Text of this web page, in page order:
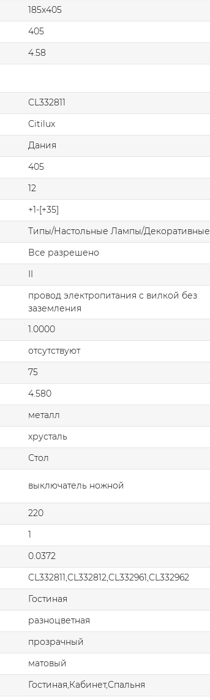
185x405
405
4.58
CL332811
Citilux
Дания
405
12
+1-[+35]
Типы/Настольные Лампы/Декоративные
Все разрешено
II
провод электропитания с вилкой без
заземления
1.0000
отсутствуют
75
4.580
металл
хрусталь
Стол
выключатель ножной
220
1
0.0372
CL332811,CL332812,CL332961,CL332962
Гостиная
разноцветная
прозрачный
матовый
Гостиная,Кабинет,Спальня